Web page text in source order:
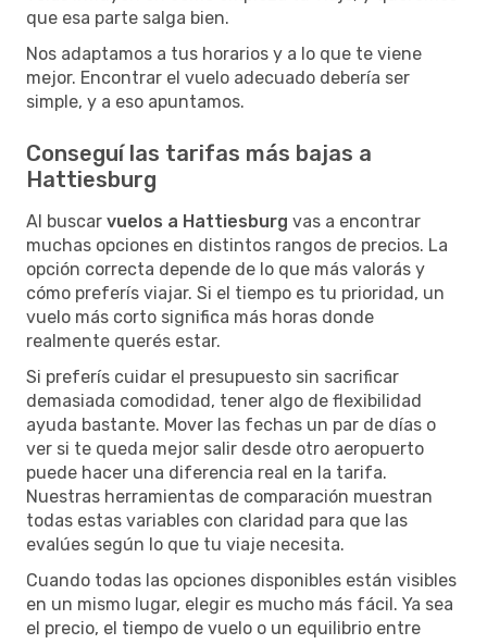
que esa parte salga bien.
Nos adaptamos a tus horarios y a lo que te viene
mejor. Encontrar el vuelo adecuado debería ser
simple, y a eso apuntamos.
Conseguí las tarifas más bajas a
Hattiesburg
Al buscar vuelos a Hattiesburg vas a encontrar
muchas opciones en distintos rangos de precios. La
opción correcta depende de lo que más valorás y
cómo preferís viajar. Si el tiempo es tu prioridad, un
vuelo más corto significa más horas donde
realmente querés estar.
Si preferís cuidar el presupuesto sin sacrificar
demasiada comodidad, tener algo de flexibilidad
ayuda bastante. Mover las fechas un par de días o
ver si te queda mejor salir desde otro aeropuerto
puede hacer una diferencia real en la tarifa.
Nuestras herramientas de comparación muestran
todas estas variables con claridad para que las
evalúes según lo que tu viaje necesita.
Cuando todas las opciones disponibles están visibles
en un mismo lugar, elegir es mucho más fácil. Ya sea
el precio, el tiempo de vuelo o un equilibrio entre